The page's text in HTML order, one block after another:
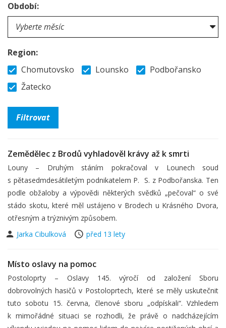
Období:
Region:
Chomutovsko
Lounsko
Podbořansko
Žatecko
Zemědělec z Brodů vyhladověl krávy až k smrti
Louny – Druhým stáním pokračoval v Lounech soud
s pětasedmdesátiletým podnikatelem P. S. z Podbořanska. Ten
podle obžaloby a výpovědi některých svědků „pečoval“ o své
stádo skotu, které měl ustájeno v Brodech u Krásného Dvora,
otřesným a trýznivým způsobem.
Jarka Cibulková
před 13 lety
Místo oslavy na pomoc
Postoloprty – Oslavy 145. výročí od založení Sboru
dobrovolných hasičů v Postoloprtech, které se měly uskutečnit
tuto sobotu 15. června, členové sboru „odpískali“. Vzhledem
k mimořádné situaci se rozhodli, že právě o nadcházejícím